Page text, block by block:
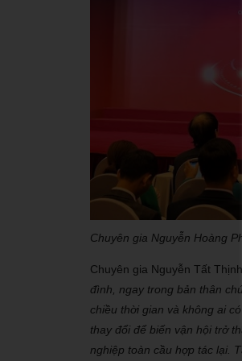
Chuyên gia Nguyễn Hoàng
Chuyên gia Nguyễn Tất
đình, ngay trong bản thân
chiều thời gian và không ai
thay đổi để biến vận hội trở
nghiệp toàn cầu hợp tác lại.